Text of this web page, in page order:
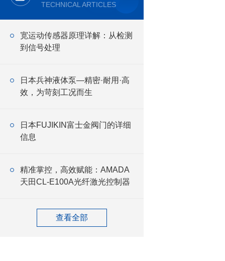
TECHNICAL ARTICLES
宽运动传感器原理详解：从检测
到信号处理
日本兵神液体泵—精密·耐用·高
效，为苛刻工况而生
日本FUJIKIN富士金阀门的详细
信息
精准掌控，高效赋能：AMADA
天田CL-E100A光纤激光控制器
查看全部